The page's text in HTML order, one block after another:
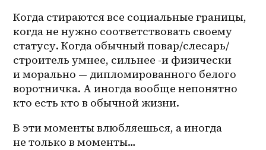
Когда стираются все социальные границы,
когда не нужно соответствовать своему
статусу. Когда обычный повар/слесарь/
строитель умнее, сильнее -и физически
и морально — дипломированного белого
воротничка. А иногда вообще непонятно
кто есть кто в обычной жизни.
В эти моменты влюбляешься, а иногда
не только в моменты…